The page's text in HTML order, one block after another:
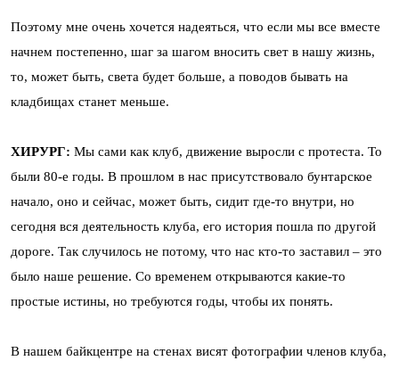
Поэтому мне очень хочется надеяться, что если мы все вместе
начнем постепенно, шаг за шагом вносить свет в нашу жизнь,
то, может быть, света будет больше, а поводов бывать на
кладбищах станет меньше.
ХИРУРГ: Мы сами как клуб, движение выросли с протеста. То
были 80-е годы. В прошлом в нас присутствовало бунтарское
начало, оно и сейчас, может быть, сидит где-то внутри, но
сегодня вся деятельность клуба, его история пошла по другой
дороге. Так случилось не потому, что нас кто-то заставил – это
было наше решение. Со временем открываются какие-то
простые истины, но требуются годы, чтобы их понять.
В нашем байкцентре на стенах висят фотографии членов клуба,